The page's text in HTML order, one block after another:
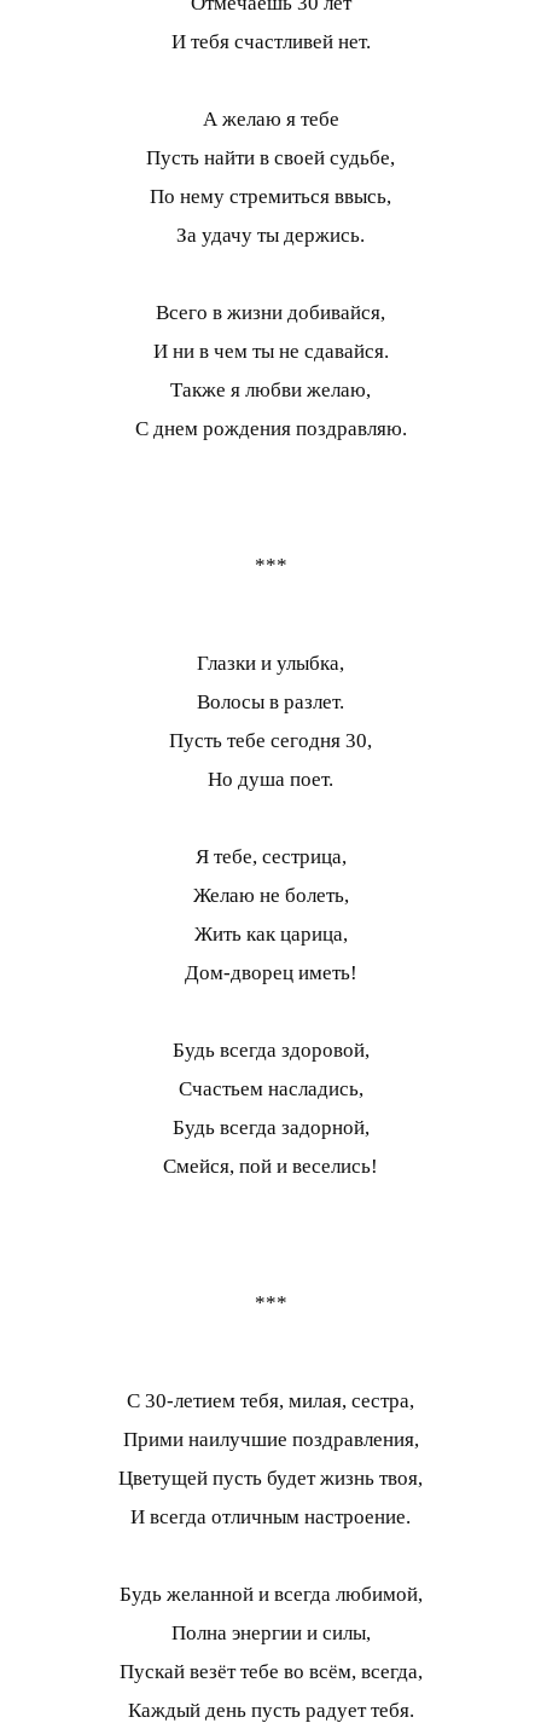
И тебя счастливей нет.
А желаю я тебе
Пусть найти в своей судьбе,
По нему стремиться ввысь,
За удачу ты держись.
Всего в жизни добивайся,
И ни в чем ты не сдавайся.
Также я любви желаю,
С днем рождения поздравляю.
***
Глазки и улыбка,
Волосы в разлет.
Пусть тебе сегодня 30,
Но душа поет.
Я тебе, сестрица,
Желаю не болеть,
Жить как царица,
Дом-дворец иметь!
Будь всегда здоровой,
Счастьем насладись,
Будь всегда задорной,
Смейся, пой и веселись!
***
С 30-летием тебя, милая, сестра,
Прими наилучшие поздравления,
Цветущей пусть будет жизнь твоя,
И всегда отличным настроение.
Будь желанной и всегда любимой,
Полна энергии и силы,
Пускай везёт тебе во всём, всегда,
Каждый день пусть радует тебя.